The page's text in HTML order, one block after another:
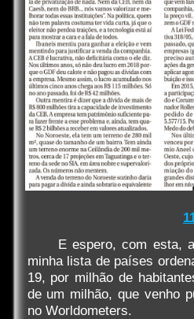
E espero, com esta,
minha lista de países
19, por milhão de
de um milhão, que venho
no Worldometers.